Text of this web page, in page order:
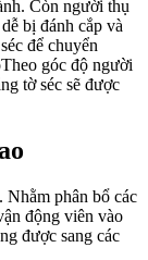
Còn người thụ
bị đánh cắp và
để chuyển
góc độ người
tờ séc sẽ được
Nhằm phân bổ các
động viên vào
được sang các